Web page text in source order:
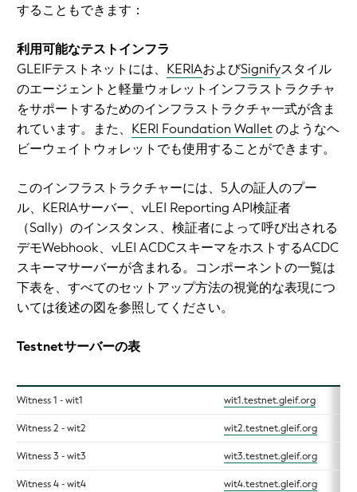
することもできます：
利用可能なテストインフラ
GLEIFテストネットには、 KERIAおよびSignifyスタイル
のエージェントと軽量ウォレットインフラストラクチャ
をサポートするためのインフラストラクチャ一式が含ま
れています。また、 KERI Foundation Walletのようなヘ
ビーウェイトウォレットでも使用することができます。
このインフラストラクチャーには、5人の証人のプー
ル、KERIAサーバー、vLEI Reporting API検証者
（Sally）のインスタンス、検証者によって呼び出される
デモWebhook、vLEI ACDCスキーマをホストするACDC
スキーマサーバーが含まれる。コンポーネントの一覧は
下表を、すべてのセットアップ方法の視覚的な表現につ
いては後述の図を参照してください。
Testnetサーバーの表
Witness 1 - wit1 wit1.testnet.gleif.org
Witness 2 - wit2 wit2.testnet.gleif.org
Witness 3 - wit3 wit3.testnet.gleif.org
Witness 4 - wit4 wit4.testnet.gleif.org